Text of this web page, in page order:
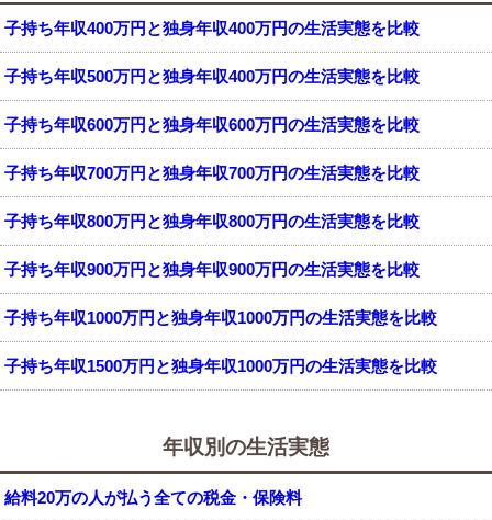
子持ち年収400万円と独身年収400万円の生活実態を比較
子持ち年収500万円と独身年収400万円の生活実態を比較
子持ち年収600万円と独身年収600万円の生活実態を比較
子持ち年収700万円と独身年収700万円の生活実態を比較
子持ち年収800万円と独身年収800万円の生活実態を比較
子持ち年収900万円と独身年収900万円の生活実態を比較
子持ち年収1000万円と独身年収1000万円の生活実態を比較
子持ち年収1500万円と独身年収1000万円の生活実態を比較
年収別の生活実態
給料20万の人が払う全ての税金・保険料